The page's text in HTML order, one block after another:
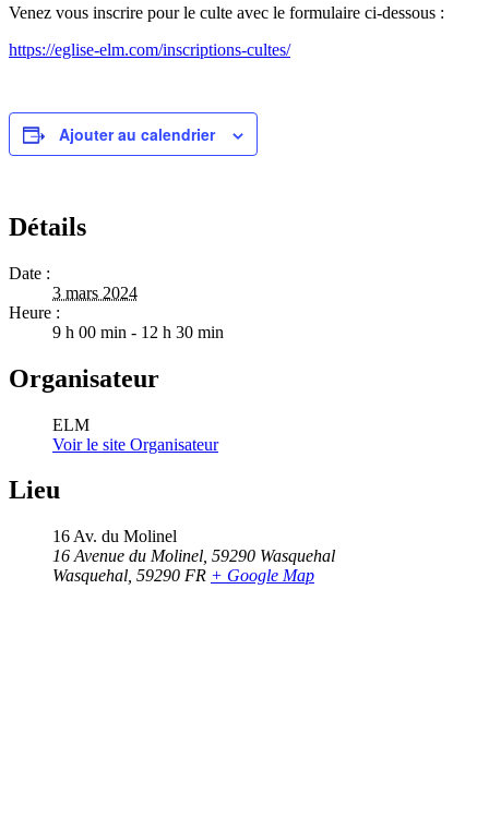
Venez vous inscrire pour le culte avec le formulaire ci-dessous :
https://eglise-elm.com/inscriptions-cultes/
Ajouter au calendrier
Détails
Date :
3 mars 2024
Heure :
9 h 00 min - 12 h 30 min
Organisateur
ELM
Voir le site Organisateur
Lieu
16 Av. du Molinel
16 Avenue du Molinel, 59290 Wasquehal
Wasquehal 59290 FR + Google Map